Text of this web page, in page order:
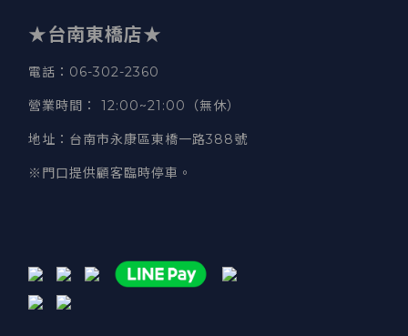
★台南東橋店★
電話 ：06-302-2360
營業時間 ： 12:00~21:00（無休）
地址 ：台南市永康區東橋一路388號
※門口提供顧客臨時停車。